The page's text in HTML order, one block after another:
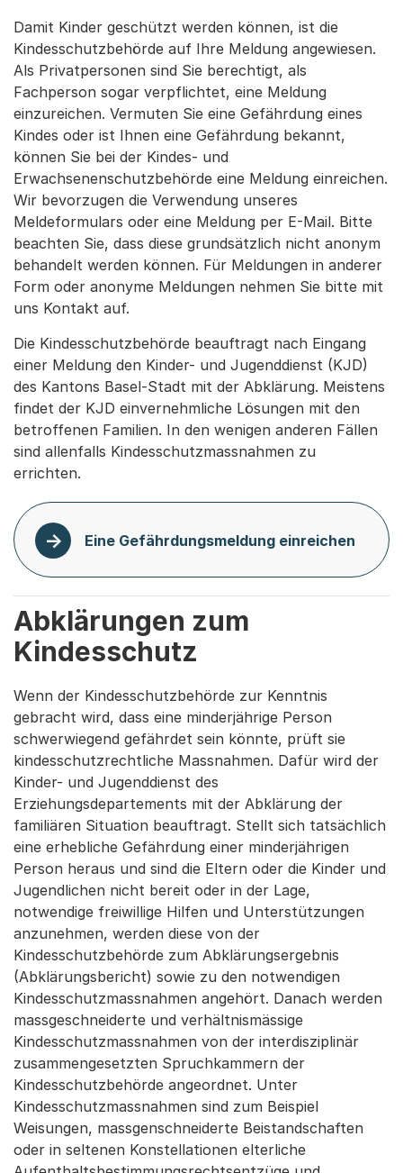
Damit Kinder geschützt werden können, ist die
Kindesschutzbehörde auf Ihre Meldung angewiesen.
Als Privatpersonen sind Sie berechtigt, als
Fachperson sogar verpflichtet, eine Meldung
einzureichen. Vermuten Sie eine Gefährdung eines
Kindes oder ist Ihnen eine Gefährdung bekannt,
können Sie bei der Kindes- und
Erwachsenenschutzbehörde eine Meldung einreichen.
Wir bevorzugen die Verwendung unseres
Meldeformulars oder eine Meldung per E-Mail. Bitte
beachten Sie, dass diese grundsätzlich nicht anonym
behandelt werden können. Für Meldungen in anderer
Form oder anonyme Meldungen nehmen Sie bitte mit
uns Kontakt auf.
Die Kindesschutzbehörde beauftragt nach Eingang
einer Meldung den Kinder- und Jugenddienst (KJD)
des Kantons Basel-Stadt mit der Abklärung. Meistens
findet der KJD einvernehmliche Lösungen mit den
betroffenen Familien. In den wenigen anderen Fällen
sind allenfalls Kindesschutzmassnahmen zu
errichten.
Eine Gefährdungsmeldung einreichen
Abklärungen zum
Kindesschutz
Wenn der Kindesschutzbehörde zur Kenntnis
gebracht wird, dass eine minderjährige Person
schwerwiegend gefährdet sein könnte, prüft sie
kindesschutzrechtliche Massnahmen. Dafür wird der
Kinder- und Jugenddienst des
Erziehungsdepartements mit der Abklärung der
familiären Situation beauftragt. Stellt sich tatsächlich
eine erhebliche Gefährdung einer minderjährigen
Person heraus und sind die Eltern oder die Kinder und
Jugendlichen nicht bereit oder in der Lage,
notwendige freiwillige Hilfen und Unterstützungen
anzunehmen, werden diese von der
Kindesschutzbehörde zum Abklärungsergebnis
(Abklärungsbericht) sowie zu den notwendigen
Kindesschutzmassnahmen angehört. Danach werden
massgeschneiderte und verhältnismässige
Kindesschutzmassnahmen von der interdisziplinär
zusammengesetzten Spruchkammern der
Kindesschutzbehörde angeordnet. Unter
Kindesschutzmassnahmen sind zum Beispiel
Weisungen, massgenschneiderte Beistandschaften
oder in seltenen Konstellationen elterliche